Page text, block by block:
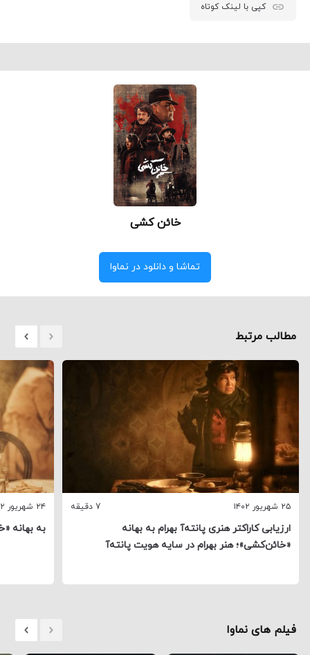
کپی با لینک کوتاه
خائن کشی
تماشا و دانلود در نماوا
مطالب مرتبط
۲۵ شهریور ۱۴۰۲ 7 دقیقه
ارزیابی کاراکتر هنری پانته‌آ بهرام به بهانه
«خائن‌کشی»؛ هنر بهرام در سایه هویت پانته‌آ
۲۴ شهریور ۱۴۰۲
به بهانه
فیلم های نماوا